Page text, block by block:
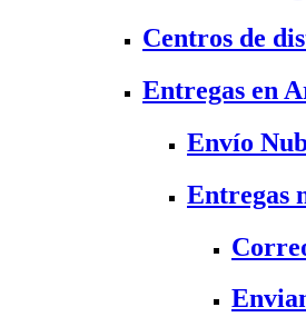
Centros de
Entregas en
Envío
Entregas